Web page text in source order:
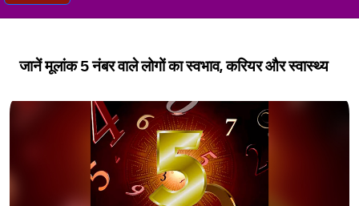
जानें मूलांक 5 नंबर वाले लोगों का स्वभाव, करियर और स्वास्थ्य